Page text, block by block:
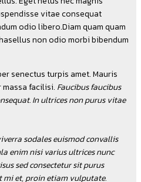
vitae consequat
odio libero.Diam quam quam
non odio morbi bibendum
senectus turpis amet. Mauris
facilisi. Faucibus faucibus
In ultrices non purus vitae
sodales euismod convallis
enim nisi varius ultrices nunc
sed consectetur sit purus
mi et, proin etiam vulputate.